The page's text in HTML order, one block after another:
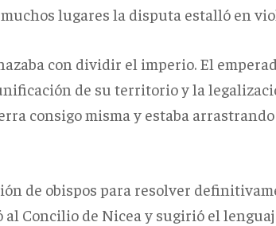
lugares la disputa estalló en
con dividir el imperio. El
de su territorio y la
consigo misma y estaba
de obispos para resolver
Concilio de Nicea y sugirió el